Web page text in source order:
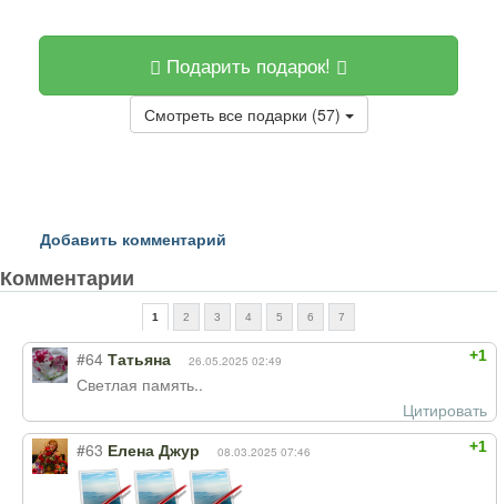
Подарить подарок!
Смотреть все подарки (57)
Добавить комментарий
Комментарии
1 2 3 4 5 6 7
+1
#64 Татьяна 26.05.2025 02:49
Светлая память..
Цитировать
+1
#63 Елена Джур 08.03.2025 07:46